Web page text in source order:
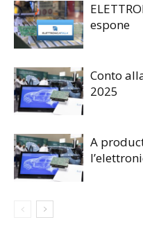
espone
Conto
2025
A